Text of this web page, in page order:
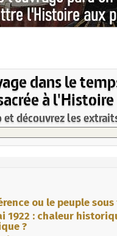
dans le
à l'Histoire
et découvrez les
ou le peuple
1922 : chaleur
?